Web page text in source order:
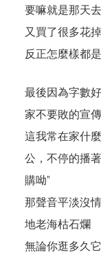
要嘛就是那天
又買了很多花
反正怎麼樣都
最後因為字數
家不要敗的宣傳
這我常在家什
公，不停的播
購呦”
那聲音平淡沒
地老海枯石爛
無論你逛多久